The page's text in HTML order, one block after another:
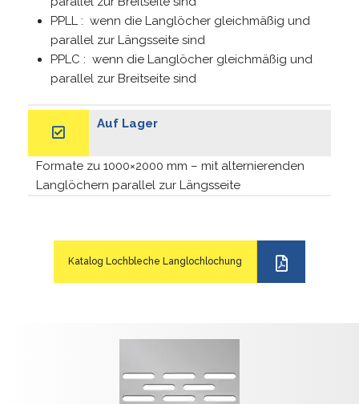
PPLL : wenn die Langlöcher gleichmäßig und
parallel zur Längsseite sind
PPLC : wenn die Langlöcher gleichmäßig und
parallel zur Breitseite sind
Auf Lager
Formate zu 1000×2000 mm – mit alternierenden
Langlöchern parallel zur Längsseite
Katalog Lochbleche Langlochlochung